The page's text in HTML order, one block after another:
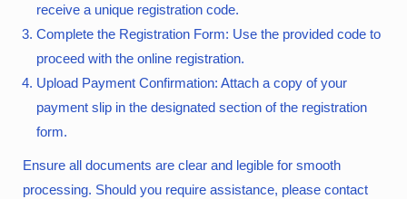
receive a unique registration code.
Complete the Registration Form: Use the provided code to
proceed with the online registration.
Upload Payment Confirmation: Attach a copy of your
payment slip in the designated section of the registration
form.
Ensure all documents are clear and legible for smooth
processing. Should you require assistance, please contact